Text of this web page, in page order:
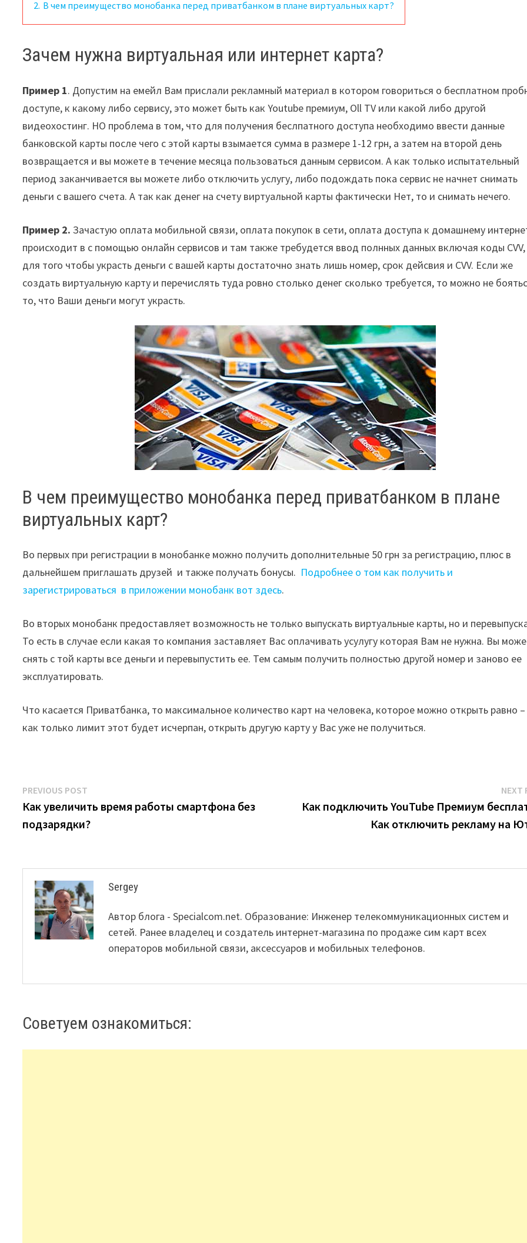
2. В чем преимущество монобанка перед приватбанком в плане виртуальных карт?
Зачем нужна виртуальная или интернет карта?
Пример 1. Допустим на емейл Вам прислали рекламный материал в котором говориться о бесплатном
доступе, к какому либо сервису, это может быть как Youtube премиум, Oll TV или какой либо другой
видеохостинг. НО проблема в том, что для получения беслпатного доступа необходимо ввести данные
банковской карты после чего с этой карты взымается сумма в размере 1-12 грн, а затем на второй день
возвращается и вы можете в течение месяца пользоваться данным сервисом. А как только испытательный
период заканчивается вы можете либо отключить услугу, либо подождать пока сервис не начнет снимать
деньги с вашего счета. А так как денег на счету виртуальной карты фактически Нет, то и снимать нечего.
Пример 2. Зачастую оплата мобильной связи, оплата покупок в сети, оплата доступа к домашнему
происходит в с помощью онлайн сервисов и там также требудется ввод полнных данных включая коды
для того чтобы украсть деньги с вашей карты достаточно знать лишь номер, срок дейсвия и CVV. Если же
создать виртуальную карту и перечислять туда ровно столько денег сколько требуется, то можно не
то, что Ваши деньги могут украсть.
В чем преимущество монобанка перед приватбанком в плане
виртуальных карт?
Во первых при регистрации в монобанке можно получить дополнительные 50 грн за регистрацию, плюс в
дальнейшем приглашать друзей и также получать бонусы. Подробнее о том как получить и
зарегистрироваться в приложении монобанк вот здесь.
Во вторых монобанк предоставляет возможность не только выпускать виртуальные карты, но и
То есть в случае если какая то компания заставляет Вас оплачивать усулугу которая Вам не нужна. Вы
снять с той карты все деньги и перевыпустить ее. Тем самым получить полностью другой номер и заново ее
эксплуатировать.
Что касается Приватбанка, то максимальное количество карт на человека, которое можно открыть равно
как только лимит этот будет исчерпан, открыть другую карту у Вас уже не получиться.
Post
navigation
PREVIOUS POST
post:
Как увеличить время работы смартфона без
подзарядки?
NEXT
Как подключить YouTube Премиум
Как отключить рекламу на
Sergey
Автор блога - Specialcom.net. Образование: Инженер телекоммуникационных систем и
сетей. Ранее владелец и создатель интернет-магазина по продаже сим карт всех
операторов мобильной связи, аксессуаров и мобильных телефонов.
Советуем ознакомиться: